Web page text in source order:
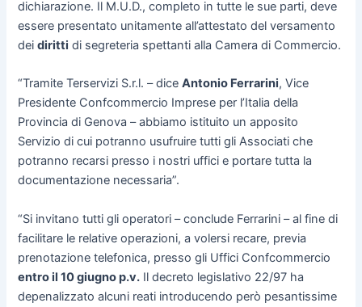
dichiarazione. Il M.U.D., completo in tutte le sue parti, deve
essere presentato unitamente all’attestato del versamento
deidiritti di segreteria spettanti alla Camera di Commercio.
“Tramite Terservizi S.r.l. – diceAntonio Ferrarini, Vice
Presidente Confcommercio Imprese per l’Italia della
Provincia di Genova – abbiamo istituito un apposito
Servizio di cui potranno usufruire tutti gli Associati che
potranno recarsi presso i nostri uffici e portare tutta la
documentazione necessaria”.
“Si invitano tutti gli operatori – conclude Ferrarini – al fine di
facilitare le relative operazioni, a volersi recare, previa
prenotazione telefonica, presso gli Uffici Confcommercio
entro il 10 giugno p.v. Il decreto legislativo 22/97 ha
depenalizzato alcuni reati introducendo però pesantissime